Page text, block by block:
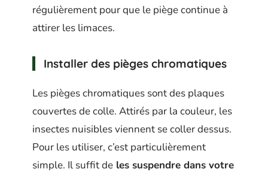
régulièrement pour que le piège continue à
attirer les limaces.
Installer des pièges chromatiques
Les pièges chromatiques sont des plaques
couvertes de colle. Attirés par la couleur, les
insectes nuisibles viennent se coller dessus.
Pour les utiliser, c’est particulièrement
simple. Il suffit de les suspendre dans votre